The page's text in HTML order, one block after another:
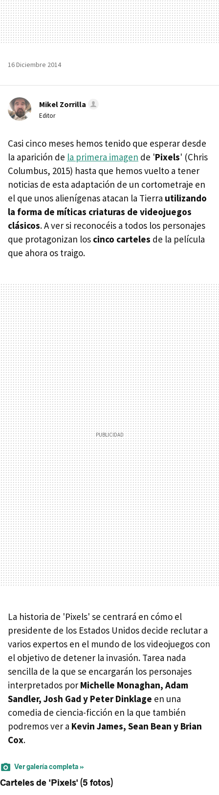
16 Diciembre 2014
Mikel Zorrilla
Editor
Casi cinco meses hemos tenido que esperar desde
la aparición de la primera imagen de 'Pixels' (Chris
Columbus, 2015) hasta que hemos vuelto a tener
noticias de esta adaptación de un cortometraje en
el que unos alienígenas atacan la Tierra utilizando
la forma de míticas criaturas de videojuegos
clásicos. A ver si reconocéis a todos los personajes
que protagonizan los cinco carteles de la película
que ahora os traigo.
La historia de 'Pixels' se centrará en cómo el
presidente de los Estados Unidos decide reclutar a
varios expertos en el mundo de los videojuegos con
el objetivo de detener la invasión. Tarea nada
sencilla de la que se encargarán los personajes
interpretados por Michelle Monaghan, Adam
Sandler, Josh Gad y Peter Dinklage en una
comedia de ciencia-ficción en la que también
podremos ver a Kevin James, Sean Bean y Brian
Cox.
Ver galería completa »
Carteles de 'Pixels' (5 fotos)